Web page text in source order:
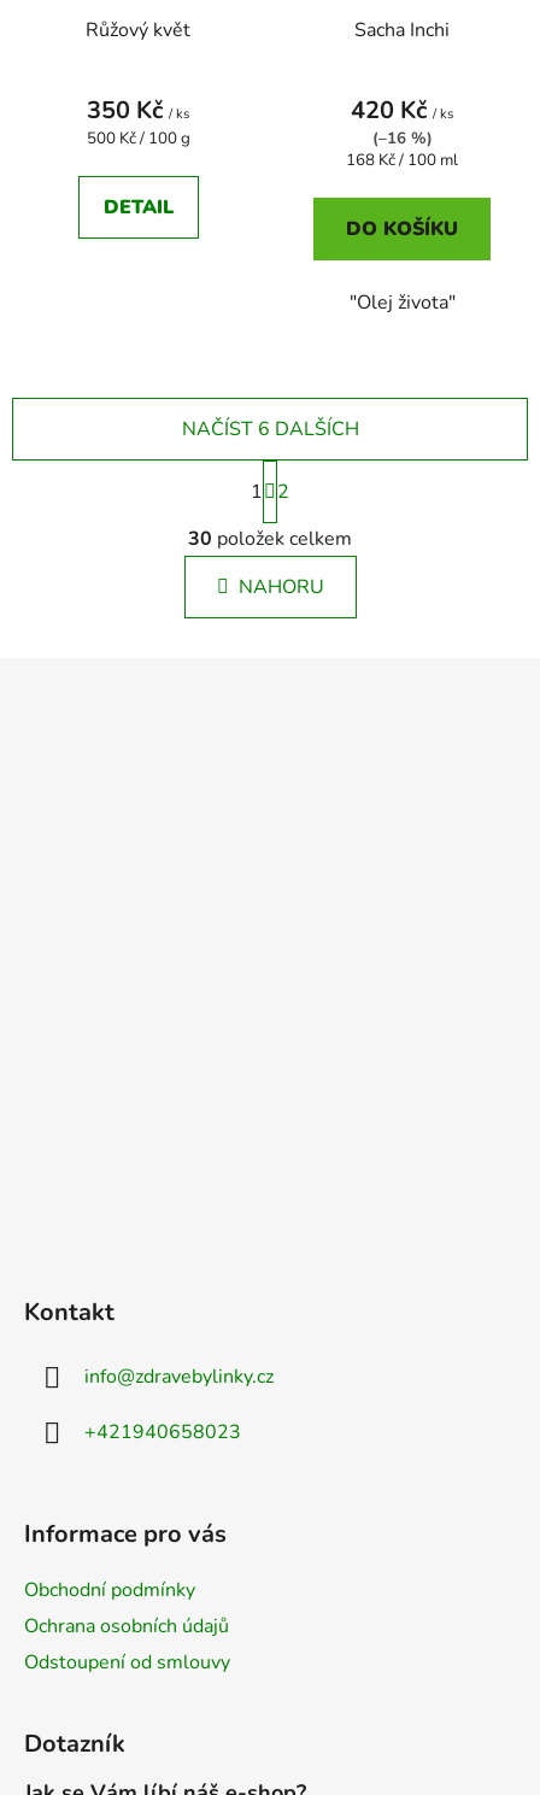
Růžový květ
350 Kč / ks
Měrná
500 Kč / 100 g
DETAIL
Sacha Inchi
420 Kč / ks
(–16 %)
Měrná
168 Kč / 100 ml
DO KOŠÍKU
"Olej života"
O
v
l
á
d
NAČÍST 6 DALŠÍCH
S
t
r
á
n
k
1
2
30 položek celkem
NAHORU
Kontakt
info@zdravebylinky.cz
+421940658023
Informace pro vás
Obchodní podmínky
Ochrana osobních údajů
Odstoupení od smlouvy
Dotazník